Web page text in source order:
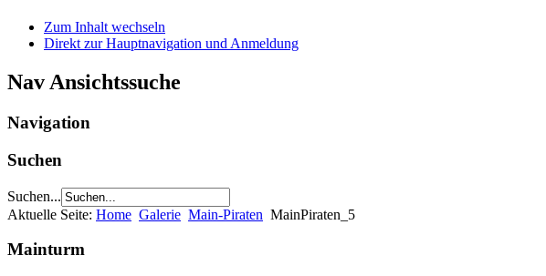
Zum Inhalt wechseln
Direkt zur Hauptnavigation und Anmeldung
Nav Ansichtssuche
Navigation
Suchen
Suchen...
Aktuelle Seite: Home Galerie Main-Piraten MainPiraten_5
Mainturm